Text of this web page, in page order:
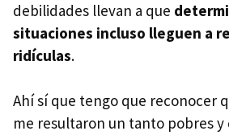
debilidades llevan a que
situaciones incluso lleguen a
ridículas.
Ahí sí que tengo que reconocer
me resultaron un tanto pobres